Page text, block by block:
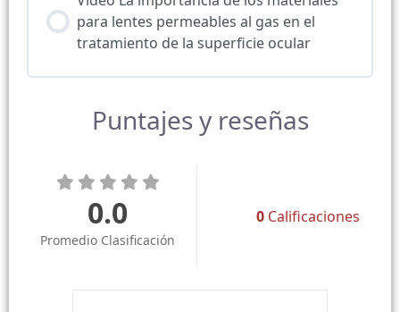
para lentes permeables al gas en el
tratamiento de la superficie ocular
Puntajes y reseñas
0.0
Promedio Clasificación
0 Calificaciones